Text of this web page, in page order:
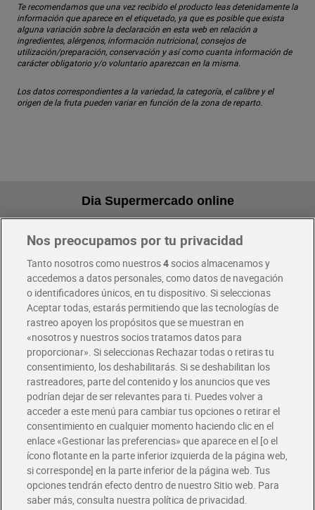
Te recomendamos que una vez recibido el producto leas detenidamente la
información que aparece en el etiquetado, ya que es posible que exista
alguna variación sobre la declaración en esta web en relación a
ingredientes, alérgenos, información nutricional, consejos de
utilización/preparación, conservación y así como cuanta información de
carácter obligatorio y/o voluntario aparezcan en la misma.
Los datos correspondientes a la variedad, la categoría, el calibre y el
origen de la fruta pueden variar en función de la zona de reparto.
Dia Supermercado online
Pide hoy, recibe hoy
Envío gratis por compras superiores a 100€
Envío estandar por 4,99€
Glovo y Uber Eats
Solicita tu factura de Glovo o Uber Eats
Únete al CLUB Dia
Disfruta las ventajas y ofertas exclusivas.
Descárgate la APP Dia
Folletos y Tiendas
Descubre las mejores ofertas y busca tu tienda más cercana
Nos preocupamos por tu privacidad
Tanto nosotros como nuestros4socios almacenamos y
accedemos a datos personales, como datos de navegación
o identificadores únicos, en tu dispositivo. Si seleccionas
Aceptar todas, estarás permitiendo que las tecnologías de
rastreo apoyen los propósitos que se muestran en
«nosotros y nuestros socios tratamos datos para
proporcionar». Si seleccionas Rechazar todas o retiras tu
consentimiento, los deshabilitarás. Si se deshabilitan los
rastreadores, parte del contenido y los anuncios que ves
podrían dejar de ser relevantes para ti. Puedes volver a
acceder a este menú para cambiar tus opciones o retirar el
consentimiento en cualquier momento haciendo clic en el
enlace «Gestionar las preferencias» que aparece en el [o el
ícono flotante en la parte inferior izquierda de la página web,
si corresponde] en la parte inferior de la página web. Tus
opciones tendrán efecto dentro de nuestro Sitio web. Para
saber más, consulta nuestra política de privacidad.